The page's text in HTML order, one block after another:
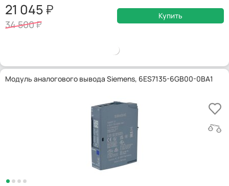
21 045
34 500
Купить
Модуль аналогового вывода Siemens, 6ES7135-6GB00-0BA1